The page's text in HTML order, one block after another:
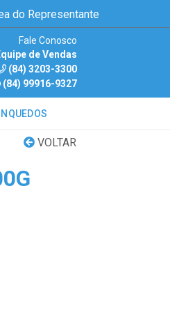
do Representante
Fale Conosco
de Vendas
(84) 3203-3300
(84) 99916-9327
VOLTAR